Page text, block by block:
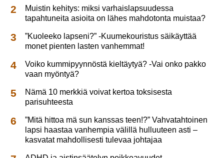
Muistin kehitys: miksi varhaislapsuudessa
tapahtuneita asioita on lähes mahdotonta muistaa?
”Kuoleeko lapseni?” -Kuumekouristus säikäyttää
monet pienten lasten vanhemmat!
Voiko kummipyynnöstä kieltäytyä? -Vai onko pakko
vaan myöntyä?
Nämä 10 merkkiä voivat kertoa toksisesta
parisuhteesta
”Mitä hittoa mä sun kanssas teen!?” Vahvatahtoinen
lapsi haastaa vanhempia välillä hulluuteen asti –
kasvatat mahdollisesti tulevaa johtajaa